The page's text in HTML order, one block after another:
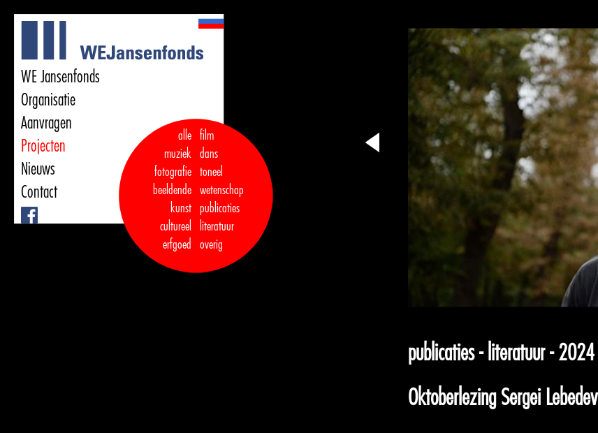
WE Jansenfonds
Organisatie
Aanvragen
Projecten
Nieuws
Contact
alle
muziek
fotografie
beeldende
kunst
cultureel
erfgoed
film
dans
toneel
wetenschap
publicaties
literatuur
overig
publicaties - literatuur - 2024
Oktoberlezing Sergei Lebedev